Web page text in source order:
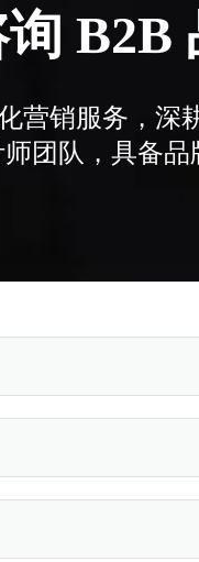
询 B2B
营销服务，
团队，具备品